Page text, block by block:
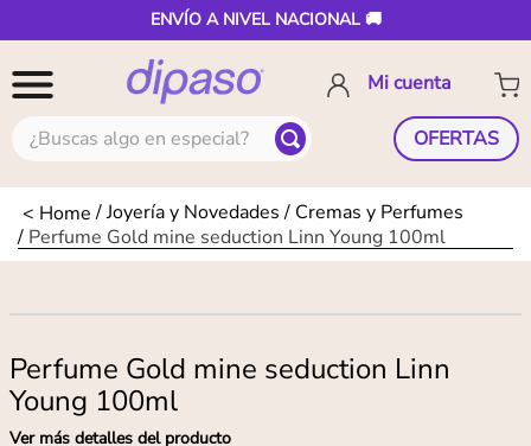
ENVÍO A NIVEL NACIONAL 🚚
¿Buscas algo en especial? OFERTAS
Joyería y Novedades
Cremas y Perfumes
Perfume Gold mine seduction Linn Young 100ml
Perfume Gold mine seduction Linn
Young 100ml
Ver más detalles del producto